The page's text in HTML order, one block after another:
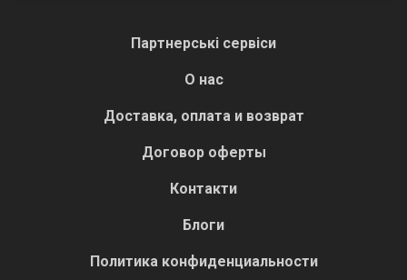
Партнерські сервіси
О нас
Доставка, оплата и возврат
Договор оферты
Контакти
Блоги
Политика конфиденциальности